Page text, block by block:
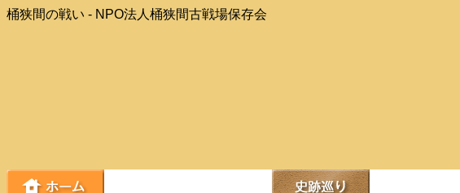
桶狭間の戦い - NPO法人桶狭間古戦場保存会